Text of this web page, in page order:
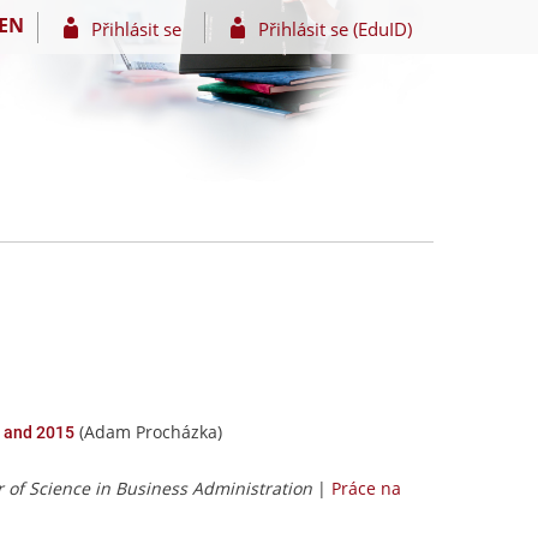
Přihlásit se Přihlásit se (EduID)
2015 (Adam Procházka)
of Science in Business Administration | Práce na